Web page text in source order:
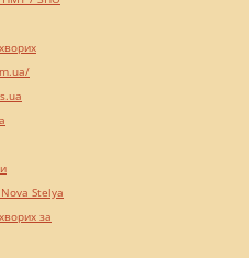
Nova Stelya
за